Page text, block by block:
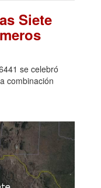
Siete
se celebró
combinación